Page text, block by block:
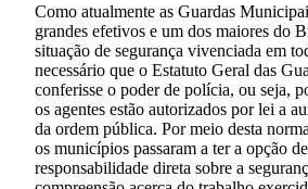
Como atualmente as Guardas
grandes efetivos e um dos maiores do
situação de segurança vivenciada em
necessário que o Estatuto Geral das
conferisse o poder de polícia, ou seja,
os agentes estão autorizados por lei a
da ordem pública. Por meio desta
os municípios passaram a ter a opção
responsabilidade direta sobre a